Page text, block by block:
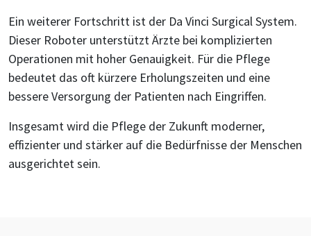
Ein weiterer Fortschritt ist der Da Vinci Surgical System.
Dieser Roboter unterstützt Ärzte bei komplizierten
Operationen mit hoher Genauigkeit. Für die Pflege
bedeutet das oft kürzere Erholungszeiten und eine
bessere Versorgung der Patienten nach Eingriffen.
Insgesamt wird die Pflege der Zukunft moderner,
effizienter und stärker auf die Bedürfnisse der Menschen
ausgerichtet sein.